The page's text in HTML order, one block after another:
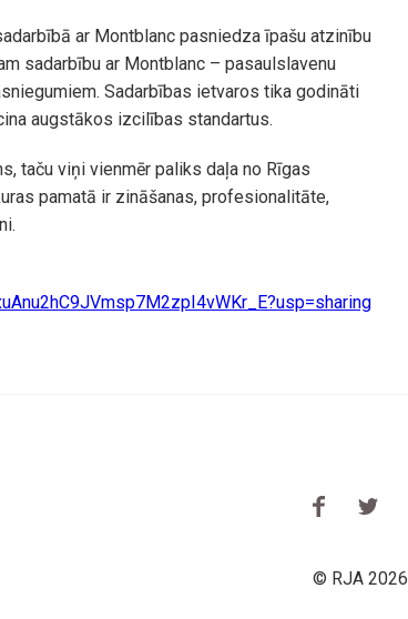
ar Montblanc pasniedza īpašu atzinību
sadarbību ar Montblanc – pasaulslavenu
Sadarbības ietvaros tika godināti
augstākos izcilības standartus.
taču viņi vienmēr paliks daļa no Rīgas
pamatā ir zināšanas, profesionalitāte,
© RJA 2026